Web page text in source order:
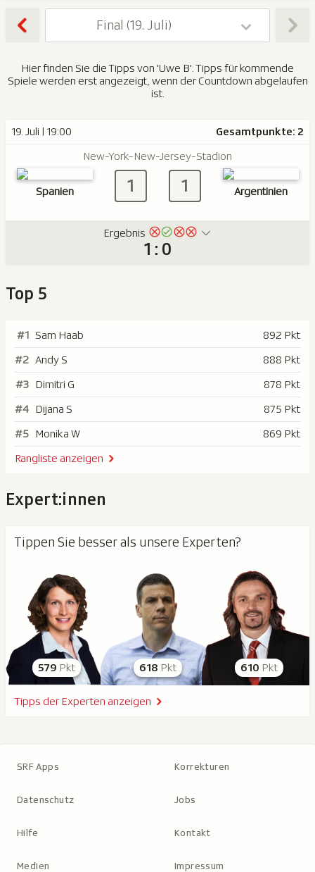
Final (19. Juli)
Hier finden Sie die Tipps von 'Uwe B'. Tipps für kommende
Spiele werden erst angezeigt, wenn der Countdown abgelaufen
ist.
19. Juli | 19:00
Gesamtpunkte: 2
New-York-New-Jersey-Stadion
Spanien 1 Argentinien
1
Ergebnis
1 : 0
Top 5
#1 Sam Haab
892 Pkt
#2 Andy S
888 Pkt
#3 Dimitri G
878 Pkt
#4 Dijana S
875 Pkt
#5 Monika W
869 Pkt
Rangliste anzeigen
Expert:innen
579 Pkt 618 Pkt 610 Pkt
Tippen Sie besser als unsere Experten?
Tipps der Experten anzeigen
SRF Apps Korrekturen
Datenschutz Jobs
Hilfe Kontakt
Medien Impressum